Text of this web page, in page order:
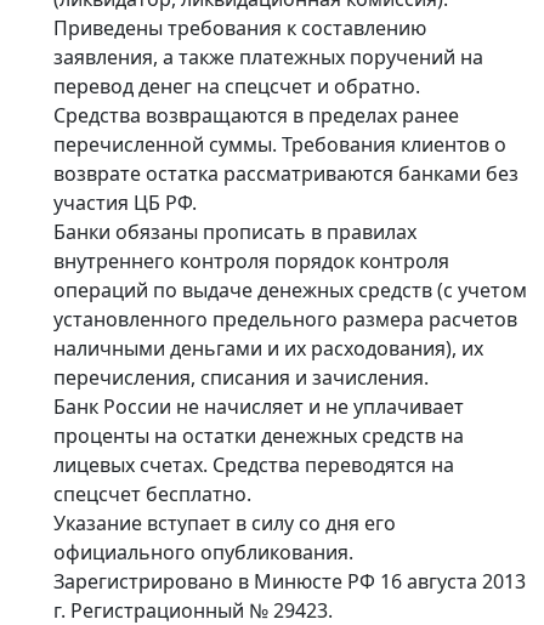
Приведены требования к составлению
заявления, а также платежных поручений на
перевод денег на спецсчет и обратно.
Средства возвращаются в пределах ранее
перечисленной суммы. Требования клиентов о
возврате остатка рассматриваются банками без
участия ЦБ РФ.
Банки обязаны прописать в правилах
внутреннего контроля порядок контроля
операций по выдаче денежных средств (с учетом
установленного предельного размера расчетов
наличными деньгами и их расходования), их
перечисления, списания и зачисления.
Банк России не начисляет и не уплачивает
проценты на остатки денежных средств на
лицевых счетах. Средства переводятся на
спецсчет бесплатно.
Указание вступает в силу со дня его
официального опубликования.
Зарегистрировано в Минюсте РФ 16 августа 2013
г. Регистрационный № 29423.